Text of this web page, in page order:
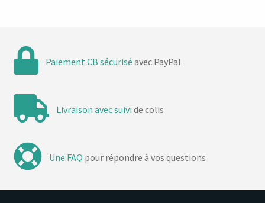
Paiement CB sécurisé avec PayPal
Livraison avec suivi de colis
Une FAQ pour répondre à vos questions